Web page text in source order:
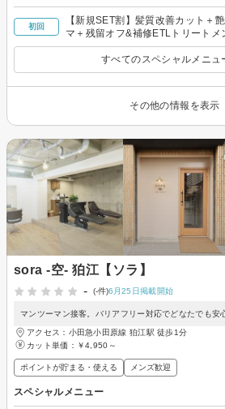
初回
【新規SET割】髪質改善カット＋
マ＋残留オフ&補修ETLトリート
すべてのスペシャルメニュ
その他の情報を表示
sora -空- 狛江【ソラ】
-
(-件)6月25日掲載開始
マンツーマン接客。バリアフリー対応でどなたでも安
アクセス：小田急小田原線 狛江駅 徒歩1分
カット単価： ￥4,950～
ポイントが貯まる・使える メンズ歓迎
スペシャルメニュー